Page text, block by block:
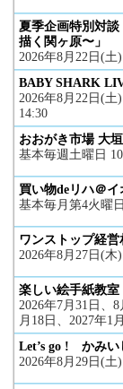
夏季企画特別対
描く関ヶ原〜」
2026年8月22日(土
BABY SHARK
2026年8月22日(土
14:30
おおがき市場 大
基本毎週土曜日
買い物deリハ＠
基本毎月第4火曜
ワンストップ経営
2026年8月27日(木
楽しい絵手紙教室
2026年7月31日、
月18日、2027年
Let’s go ! かみ
2026年8月29日(土